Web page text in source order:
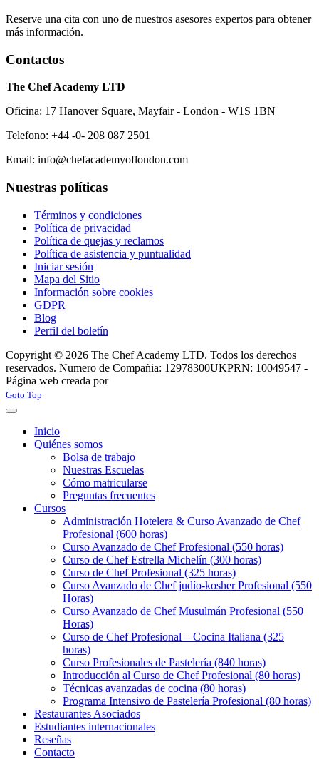
Reserve una cita con uno de nuestros asesores expertos para obtener
más información.
Contactos
The Chef Academy LTD
Oficina: 17 Hanover Square, Mayfair - London - W1S 1BN
Telefono: +44 -0- 208 087 2501
Email: info@chefacademyoflondon.com
Nuestras políticas
Términos y condiciones
Política de privacidad
Política de quejas y reclamos
Política de asistencia y puntualidad
Iniciar sesión
Mapa del Sitio
Información sobre cookies
GDPR
Blog
Perfil del boletín
Copyright © 2026 The Chef Academy LTD. Todos los derechos
reservados. Numero de Compañia: 12978300UKPRN: 10049547 -
Página web creada por
Joomla! 3 Templates
Goto Top
Inicio
Quiénes somos
Bolsa de trabajo
Nuestras Escuelas
Cómo matricularse
Preguntas frecuentes
Cursos
Administración Hotelera & Curso Avanzado de Chef
Profesional (600 horas)
Curso Avanzado de Chef Profesional (550 horas)
Curso de Chef Estrella Michelín (300 horas)
Curso de Chef Profesional (325 horas)
Curso Avanzado de Chef judío-kosher Profesional (550
Horas)
Curso Avanzado de Chef Musulmán Profesional (550
Horas)
Curso de Chef Profesional – Cocina Italiana (325
horas)
Curso Profesionales de Pastelería (840 horas)
Introducción al Curso de Chef Profesional (80 horas)
Técnicas avanzadas de cocina (80 horas)
Programa Intensivo de Pastelería Profesional (80 horas)
Restaurantes Asociados
Estudiantes internacionales
Reseñas
Contacto